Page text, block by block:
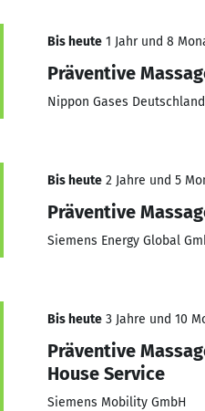
Bis heute 1 Jahr und 8
Präventive
Nippon Gases
Bis heute 2 Jahre und 5
Präventive
Siemens Energy Global
Bis heute 3 Jahre und 10
Präventive
House Service
Siemens Mobility GmbH